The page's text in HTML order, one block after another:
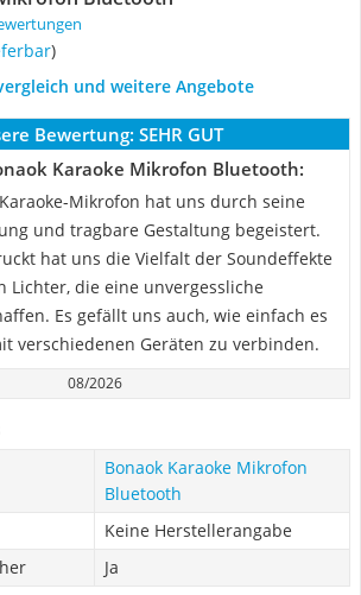
)
und weitere Angebote
Bewertung: SEHR GUT
Karaoke Mikrofon Bluetooth:
Mikrofon hat uns durch seine
und tragbare Gestaltung begeistert.
hat uns die Vielfalt der Soundeffekte
Lichter, die eine unvergessliche
Es gefällt uns auch, wie einfach es
verschiedenen Geräten zu verbinden.
08/2026
Bonaok Karaoke Mikrofon
Bluetooth
Keine Herstellerangabe
Ja